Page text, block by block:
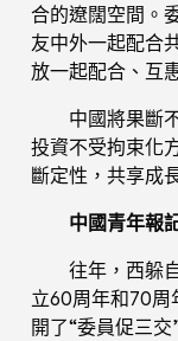
合的遼闊空間。
友中外一起配合
放一起配合、互
中國將果斷
投資不受拘束化
斷定性，共享成
中國青年報
往年，西躲
立60周年和70周
開了“委員促三